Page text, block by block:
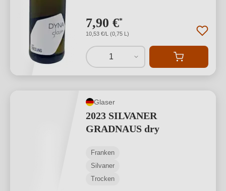
7,90 €*
10,53 €/L (0,75 L)
1
Glaser
2023 SILVANER
GRADNAUS dry
Franken
Silvaner
Trocken